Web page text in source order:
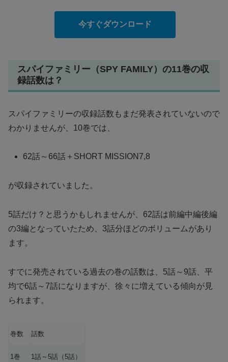
今すぐダウンロード
スパイファミリー（SPY FAMILY）の11巻の収
録話数は？
スパイファミリーの収録話数もまだ発表されていないので
わかりませんが、10巻では、
62話～66話＋SHORT MISSION7,8
が収録されていました。
5話だけ？と思うかもしれませんが、62話は前編中編後編
の3編となっていたため、3話分ほどのボリュームがあり
ます。
すでに発売されている過去の巻の話数は、5話～9話、平
均で6話～7話になりますが、徐々に増えている傾向が見
られます。
巻数 話数
1巻 1話～5話（5話）